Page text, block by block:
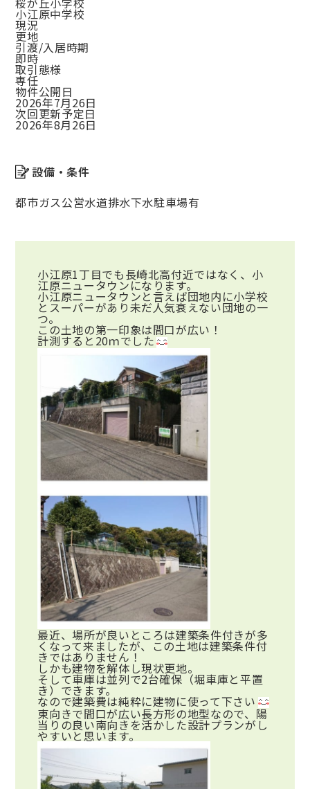
小江原中学校
現況
更地
引渡/入居時期
即時
取引態様
専任
物件公開日
2026年7月26日
次回更新予定日
2026年8月26日
設備・条件
都市ガス公営水道排水下水駐車場有
小江原1丁目でも長崎北高付近ではなく、小
江原ニュータウンになります。
小江原ニュータウンと言えば団地内に小学校
とスーパーがあり未だ人気衰えない団地の一
つ。
この土地の第一印象は間口が広い！
計測すると20ｍでした
最近、場所が良いところは建築条件付きが多
くなって来ましたが、この土地は建築条件付
きではありません！
しかも建物を解体し現状更地。
そして車庫は並列で2台確保（堀車庫と平置
き）できます。
なので建築費は純粋に建物に使って下さい
東向きで間口が広い長方形の地型なので、陽
当りの良い南向きを活かした設計プランがし
やすいと思います。